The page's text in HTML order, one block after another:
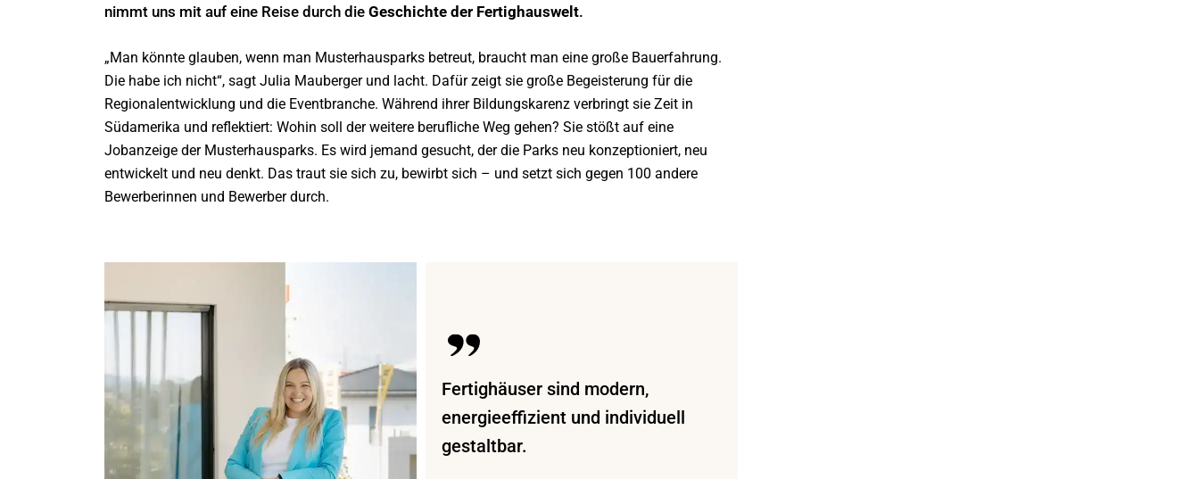
nimmt uns mit auf eine Reise durch die Geschichte der Fertighauswelt.
„Man könnte glauben, wenn man Musterhausparks betreut, braucht man eine große Bauerfahrung.
Die habe ich nicht“, sagt Julia Mauberger und lacht. Dafür zeigt sie große Begeisterung für die
Regionalentwicklung und die Eventbranche. Während ihrer Bildungskarenz verbringt sie Zeit in
Südamerika und reflektiert: Wohin soll der weitere berufliche Weg gehen? Sie stößt auf eine
Jobanzeige der Musterhausparks. Es wird jemand gesucht, der die Parks neu konzeptioniert, neu
entwickelt und neu denkt. Das traut sie sich zu, bewirbt sich – und setzt sich gegen 100 andere
Bewerberinnen und Bewerber durch.
Fertighäuser sind modern,
energieeffizient und individuell
gestaltbar.